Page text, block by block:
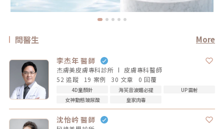
問醫生 More
李杰年 醫師
杰膚美皮膚專科診所 皮膚專科醫師
52 追蹤
19 案例 30 文章 0 回覆
4D童顏針 海芙音波媚必提
UP雷射
女神動態玻尿酸
皇家肉毒
沈怡岒 醫師